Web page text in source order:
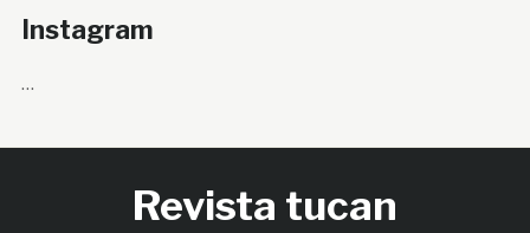
Instagram
…
Revista tucan